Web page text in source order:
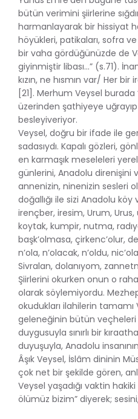
bütün verimini şiirlerine
harmanlayarak bir hissiyat
höyükleri, patikaları, sofra ve
bir vaha gördüğünüzde de
giyinmiştir libası...” (s.71).
kızın, ne hısmın var/ Her
[21]. Merhum Veysel
üzerinden şathiyeye
besleyiveriyor.
Veysel, doğru bir ifade ile
sadasıydı. Kapalı gözleri,
en karmaşık meseleleri
günlerini, Anadolu direnişini
annenizin, ninenizin sesleri
doğallığı ile sizi Anadolu
irençber, iresim, Urum,
koytak, kumpir, nutma,
başk’olmasa, çirkenc’olur,
n’ola, n’olacak, n’oldu,
Sivralan, dolanıyom,
Şiirlerini okurken onun o
olarak söylemiyordu.
okudukları ilahilerin tamamı
geleneğinin bütün veçheleri
duygusuyla sınırlı bir
duyuşuyla, Anadolu
Âşık Veysel, İslâm dininin
çok net bir şekilde gören,
Veysel yaşadığı vaktin
ölümüz bizim” diyerek;